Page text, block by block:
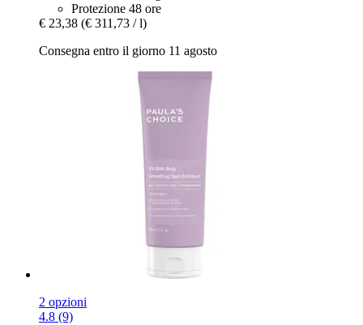
Protezione 48 ore
€ 23,38 (€ 311,73 / l)
Consegna entro il giorno 11 agosto
2 opzioni
4.8 (9)